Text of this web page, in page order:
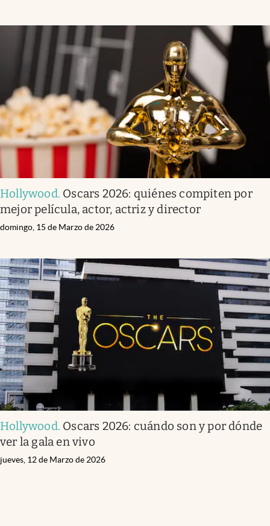
Hollywood. Oscars 2026: quiénes compiten por
mejor película, actor, actriz y director
domingo, 15 de Marzo de 2026
Hollywood. Oscars 2026: cuándo son y por dónde
ver la gala en vivo
jueves, 12 de Marzo de 2026